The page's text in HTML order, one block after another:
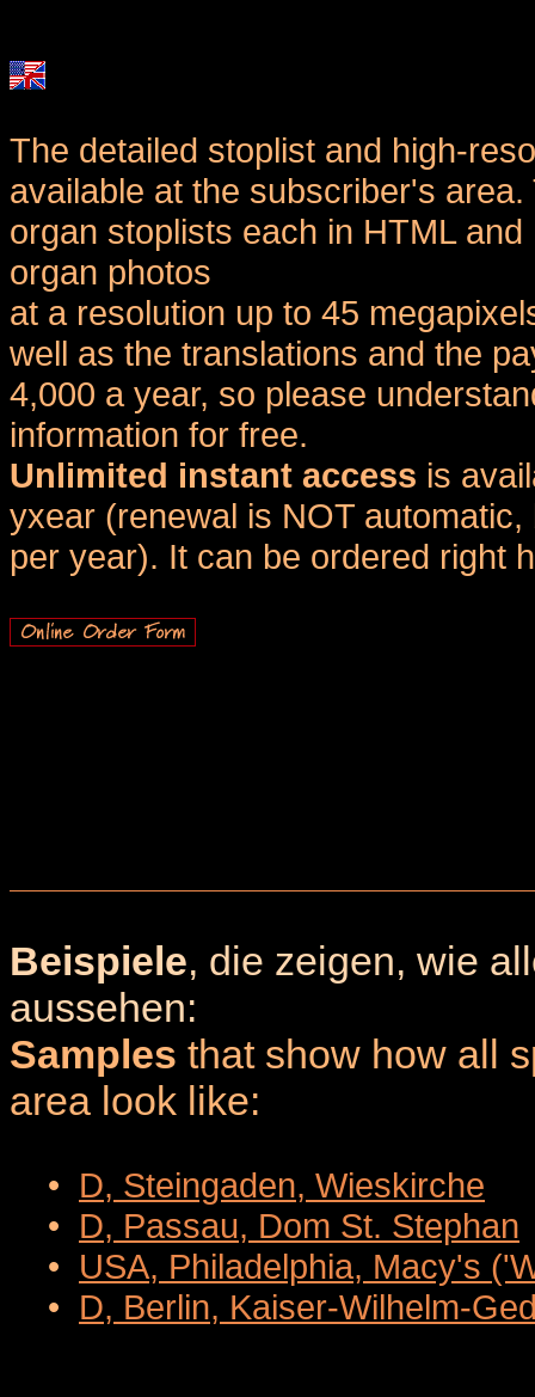
The detailed stoplist and high-
available at the subscriber's
organ stoplists each in HTML
organ photos
at a resolution up to 45
well as the translations and the
4,000 a year, so please
information for free.
Unlimited instant access is
yxear (renewal is NOT
per year). It can be ordered right
Beispiele, die zeigen, wie
aussehen:
Samples that show how all
area look like:
• D, Steingaden, Wieskirche
• D, Passau, Dom St. Stephan
• USA, Philadelphia, Macy's
• D, Berlin, Kaiser-Wilhelm-